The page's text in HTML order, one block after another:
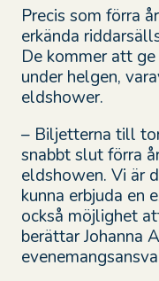
Precis som förra
erkända
De kommer att
under helgen,
eldshower.
– Biljetterna till
snabbt slut förra
eldshowen. Vi är
kunna erbjuda en
också möjlighet
berättar Johanna